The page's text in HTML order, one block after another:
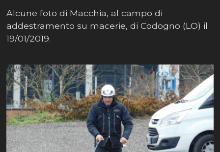
Alcune foto di Macchia, al campo di
addestramento su macerie, di Codogno (LO) il
19/01/2019.